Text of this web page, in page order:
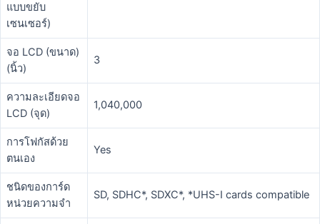
แบบขยับ
เซนเซอร์)
จอ LCD (ขนาด)
(นิ้ว)
3
ความละเอียดจอ
LCD (จุด)
1,040,000
การโฟกัสด้วย
ตนเอง
Yes
ชนิดของการ์ด
หน่วยความจำ
SD, SDHC*, SDXC*, *UHS-I cards compatible